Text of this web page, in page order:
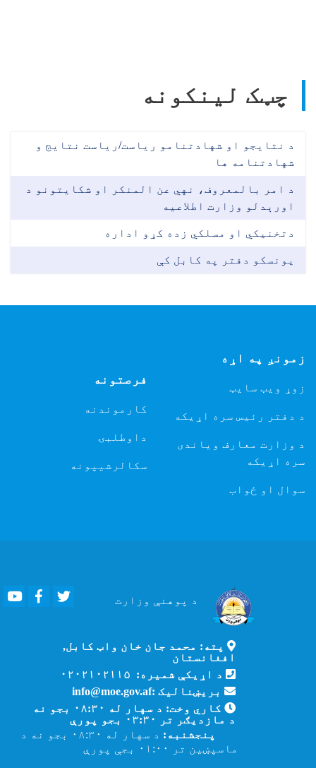
چټک لینکونه
د نتایجو او شهادتنامو ریاست/ریاست نتایج و
شهادتنامه ها
د امر بالمعروف، نهي عن المنکر او شکایتونو د
اورېدلو وزارت اطلاعیه
دتخنیکي او مسلکي زده کړو اداره
یونسکو دفتر په کابل کې
زمونږ په اړه
زوړ ویب سایټ
د دفتر رئیس سره اړیکه
د وزارت معارف ویاندی
سره اړیکه
سوال او ځواب
فرصتونه
کارموندنه
داوطلبۍ
سکالرشیپونه
د پوهنې وزارت
YoutubeFacebook
پته: محمد جان خان واټ کابل,
افغانستان
د اړیکې شمیره: ۰۲۰۲۱۰۲۱۱۵
بریښنالیک :info@moe.gov.af
کاري وخت: د سهار له ۰۸:۳۰ بجو نه
د مازدیګر تر ۰۳:۳۰ بجو پورې
پنجشنبه:
د سهار له ۰۸:۳۰ بجو نه د
ماسپښین تر ۰۱:۰۰ بجې پورې